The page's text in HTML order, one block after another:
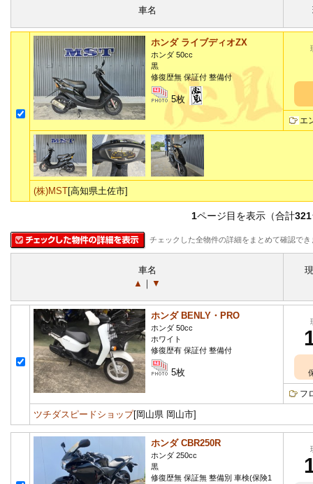
車名
ホンダ ライブディオZX
ホンダ 50cc
黒
修復歴無 保証付 整備付
5枚
エ
(株)MST[高知県土佐市]
1ページ目を表示（合計321
チェックした全物件の詳細をまとめて確認でき
車名
▲ ｜ ▼
ホンダ BENLY・PRO
ホンダ 50cc
ホワイト
修復歴有 保証付 整備付
5枚
フ
ツチダスピードショップ[岡山県 岡山市]
ホンダ CBR250R
ホンダ 250cc
黒
修復歴無 保証無 整備別 車検(保険1